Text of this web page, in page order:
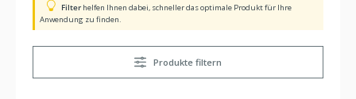
Filter helfen Ihnen dabei, schneller das optimale Produkt für Ihre
Anwendung zu finden.
Produkte filtern